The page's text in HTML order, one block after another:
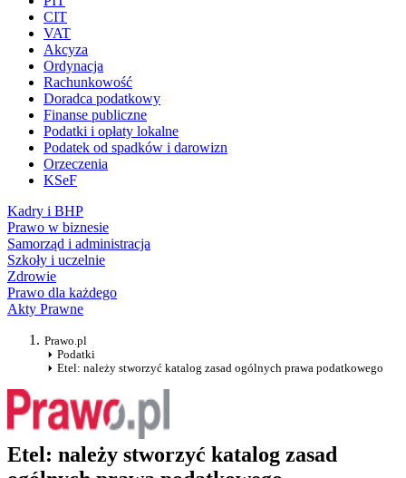
CIT
VAT
Akcyza
Ordynacja
Rachunkowość
Doradca podatkowy
Finanse publiczne
Podatki i opłaty lokalne
Podatek od spadków i darowizn
Orzeczenia
KSeF
Kadry i BHP
Prawo w biznesie
Samorząd i administracja
Szkoły i uczelnie
Zdrowie
Prawo dla każdego
Akty Prawne
Prawo.pl
Podatki
Etel: należy stworzyć katalog zasad ogólnych prawa podatkowego
Etel: należy stworzyć katalog zasad